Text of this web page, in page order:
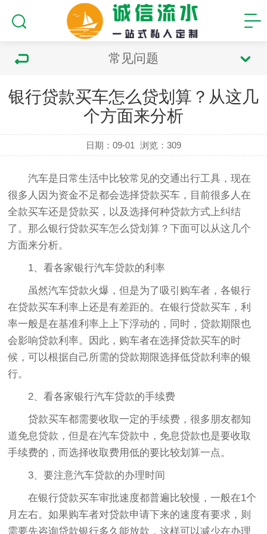
常见问题
银行贷款买车怎么贷划算？从这几
个方面来分析
日期：09-01 浏览： 309
汽车是日常生活中比较常见的交通出行工具，现在
很多人因为资金不足都会选择贷款买车，目前很多人在
全款买车还是贷款买，以及选择何种贷款方式上纠结
了。那么银行贷款买车怎么贷划算？下面可以从这几个
方面来分析。
1、看各家银行汽车贷款的利率
虽然汽车贷款火爆，但是为了吸引购车者，各银行
在贷款买车利率上还是有差距的。在银行贷款买车，利
率一般是在基准利率上上下浮动的，同时，贷款期限也
会影响贷款利率。因此，购车者在选择贷款买车的时
候，可以根据自己所需的贷款期限选择低贷款利率的银
行。
2、看各家银行汽车贷款的手续费
贷款买车都需要收取一定的手续费，很多朋友都知
道免息贷款，但是在汽车贷款中，免息贷款也是要收取
手续费的，而选择收取费用低的要比较划算一点。
3、要注意汽车贷款的办理时间
在银行贷款买车审批速度都普遍比较慢，一般在1个
月左右。如果购车者对贷款申请下来的速度有要求，则
需要先咨询贷款银行多久能放款，这样可以减少在办理